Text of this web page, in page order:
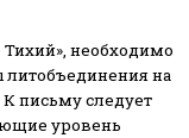
необходимо
литобъединения на
К письму следует
уровень